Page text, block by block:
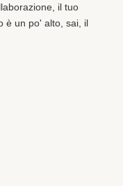
il tuo
è un po' alto, sai, il